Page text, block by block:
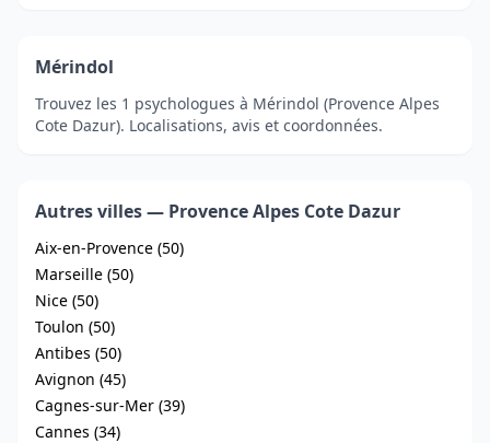
Mérindol
Trouvez les 1 psychologues à Mérindol (Provence Alpes
Cote Dazur). Localisations, avis et coordonnées.
Autres villes — Provence Alpes Cote Dazur
Aix-en-Provence (50)
Marseille (50)
Nice (50)
Toulon (50)
Antibes (50)
Avignon (45)
Cagnes-sur-Mer (39)
Cannes (34)